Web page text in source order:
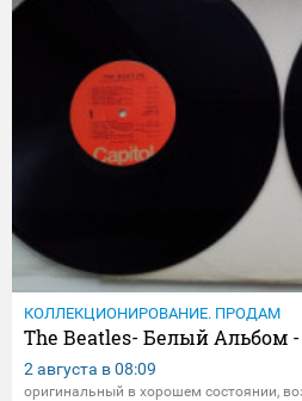
КОЛЛЕКЦИОНИРОВАНИЕ. ПРОДАМ
The Beatles- Белый Альбом
2 августа в08:09
оригинальный в хорошем состоянии,